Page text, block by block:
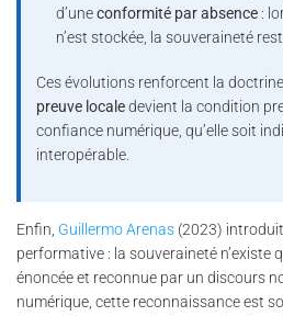
d’uneconformité par absence :
n’est stockée, la souveraineté
Ces évolutions renforcent la
preuve localedevient la condition
confiance numérique, qu’elle soit
interopérable.
Enfin, Guillermo Arenas (2023)
performative : la souveraineté n’existe
énoncée et reconnue par un discours
numérique, cette reconnaissance est